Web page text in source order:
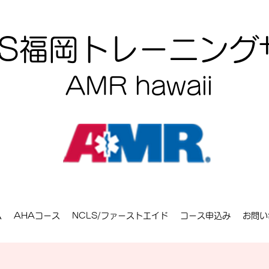
福岡トレーニング
AMR hawaii
AHAコース NCLS/ファーストエイド コース申込み お問